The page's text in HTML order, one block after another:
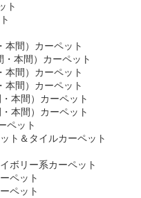
ト
本間）カーペット
・本間）カーペット
本間）カーペット
本間）カーペット
本間）カーペット
本間）カーペット
ペット
ト＆タイルカーペット
ボリー系カーペット
ペット
ペット